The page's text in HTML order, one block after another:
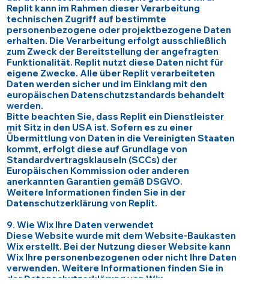
Replit kann im Rahmen dieser Verarbeitung
technischen Zugriff auf bestimmte
personenbezogene oder projektbezogene Daten
erhalten. Die Verarbeitung erfolgt ausschließlich
zum Zweck der Bereitstellung der angefragten
Funktionalität. Replit nutzt diese Daten nicht für
eigene Zwecke. Alle über Replit verarbeiteten
Daten werden sicher und im Einklang mit den
europäischen Datenschutzstandards behandelt
werden.
Bitte beachten Sie, dass Replit ein Dienstleister
mit Sitz in den USA ist. Sofern es zu einer
Übermittlung von Daten in die Vereinigten Staaten
kommt, erfolgt diese auf Grundlage von
Standardvertragsklauseln (SCCs) der
Europäischen Kommission oder anderen
anerkannten Garantien gemäß DSGVO.
Weitere Informationen finden Sie in der
Datenschutzerklärung von Replit.
9. Wie Wix Ihre Daten verwendet
Diese Website wurde mit dem Website-Baukasten
Wix erstellt. Bei der Nutzung dieser Website kann
Wix Ihre personenbezogenen oder nicht Ihre Daten
verwenden. Weitere Informationen finden Sie in
der Datenschutzerklärung von Wix.